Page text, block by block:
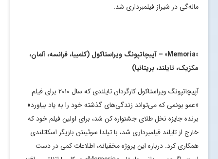
ماله‌گی در شیراز فیلمبرداری شد.
«
Memoria» – آپیچاتپونگ ویراستاکول (کلمبیا، فرانسه، آلمان،
مکزیک، تایلند، بریتانیا)
آپیچاتپونگ ویراستاکول کارگردان تایلندی که سال ۲۰۱۰ برای فیلم
«عمو بونمی که می‌تواند زندگی‌های‌ گذشته خود را به یاد بیاورد»
برنده جایزه نخل طلای جشنواره کن شد، برای اولین فیلم خود که
خارج از تایلند فیلمبرداری شد، با تیلدا سوئینتن بازیگر اسکاتلندی
همکاری کرد. درباره این پروژه مخفیانه، اطلاعات کمی در دست